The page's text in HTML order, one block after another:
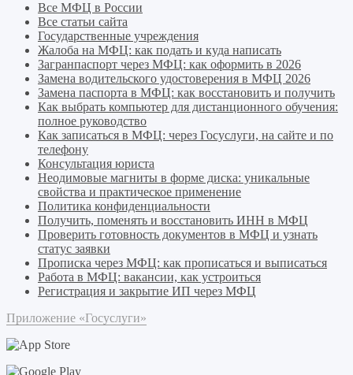
Все МФЦ в России
Все статьи сайта
Государственные учреждения
Жалоба на МФЦ: как подать и куда написать
Загранпаспорт через МФЦ: как оформить в 2026
Замена водительского удостоверения в МФЦ 2026
Замена паспорта в МФЦ: как восстановить и получить
Как выбрать компьютер для дистанционного обучения:
полное руководство
Как записаться в МФЦ: через Госуслуги, на сайте и по
телефону
Консультация юриста
Неодимовые магниты в форме диска: уникальные
свойства и практическое применение
Политика конфиденциальности
Получить, поменять и восстановить ИНН в МФЦ
Проверить готовность документов в МФЦ и узнать
статус заявки
Прописка через МФЦ: как прописаться и выписаться
Работа в МФЦ: вакансии, как устроиться
Регистрация и закрытие ИП через МФЦ
Приложение «Госуслуги»